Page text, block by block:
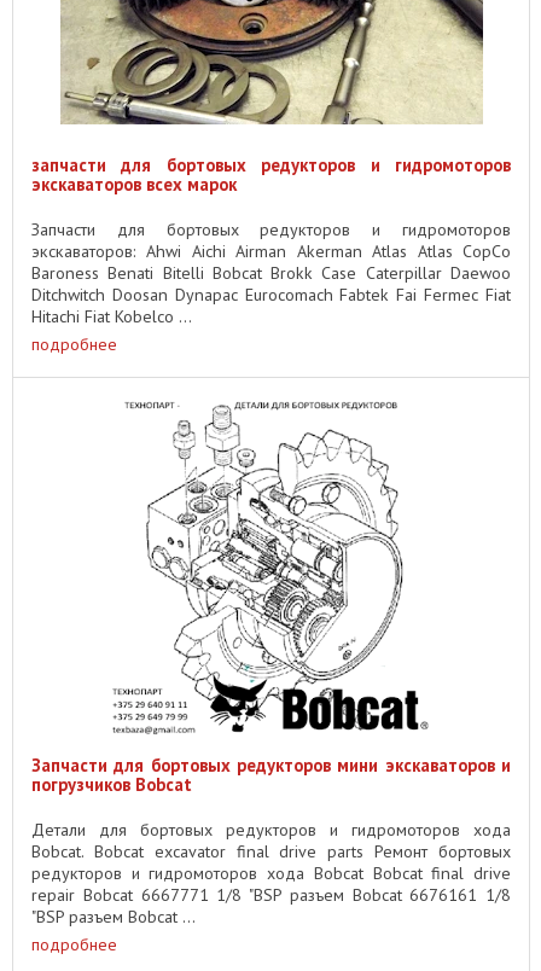
запчасти для бортовых редукторов и гидромоторов
экскаваторов всех марок
Запчасти для бортовых редукторов и гидромоторов
экскаваторов: Ahwi Aichi Airman Akerman Atlas Atlas CopCo
Baroness Benati Bitelli Bobcat Brokk Case Caterpillar Daewoo
Ditchwitch Doosan Dynapac Eurocomach Fabtek Fai Fermec Fiat
Hitachi Fiat Kobelco ...
подробнее
Запчасти для бортовых редукторов мини экскаваторов и
погрузчиков Bobcat
Детали для бортовых редукторов и гидромоторов хода
Bobcat. Bobcat excavator final drive parts Ремонт бортовых
редукторов и гидромоторов хода Bobcat Bobcat final drive
repair Bobcat 6667771 1/8 "BSP разъем Bobcat 6676161 1/8
"BSP разъем Bobcat ...
подробнее